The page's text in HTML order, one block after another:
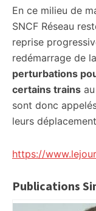
En ce milieu de
SNCF Réseau
reprise
redémarrage de
perturbations
certains trains
sont donc
leurs
https://
Publications